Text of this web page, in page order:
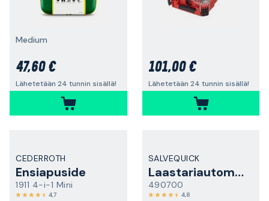
Medium
47,60 €
Lähetetään 24 tunnin sisällä!
101,00 €
Lähetetään 24 tunnin sisällä!
CEDERROTH
Ensiapuside
1911 4-i-1 Mini
4,7
SALVEQUICK
Laastariautomaatti
490700
4,8